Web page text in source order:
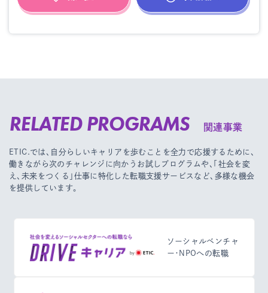
RELATED PROGRAMS 関連事業
ETIC.では、自分らしいキャリアを歩むことを全力で応援するために、
働きながら次のチャレンジに向かうお試しプログラムや、
「社会を変
え、未来をつくる」仕事に特化した転職支援サービスなど、多様な機会
を提供しています。
ソーシャルベンチャ
ー・NPOへの転職